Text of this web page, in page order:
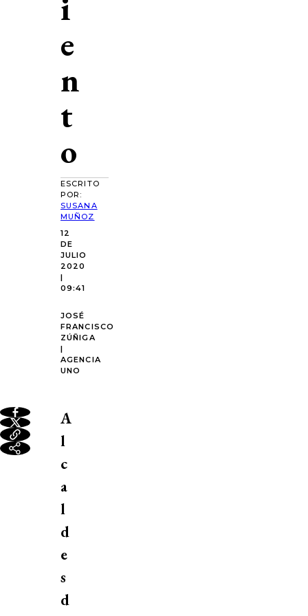
e
n
t
o
ESCRITO
POR:
SUSANA
MUÑOZ
12
DE
JULIO
2020
|
09:41
JOSÉ
FRANCISCO
ZÚÑIGA
|
AGENCIA
UNO
A
l
c
a
l
d
e
s
d